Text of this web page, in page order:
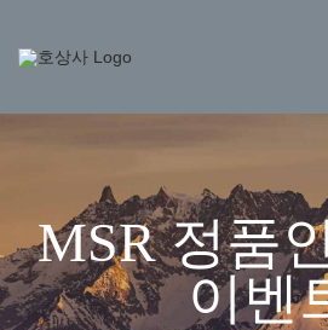
건
MSR 정품
이벤